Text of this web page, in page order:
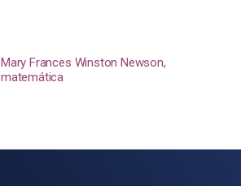
Mary Frances Winston Newson,
matemática